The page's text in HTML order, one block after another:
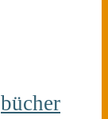
bücher